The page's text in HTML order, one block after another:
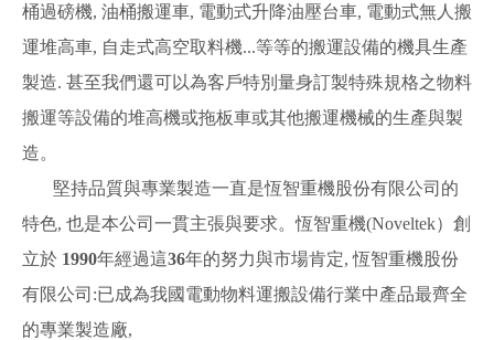
桶過磅機, 油桶搬運車, 電動式升降油壓台車, 電動式無人搬
運堆高車, 自走式高空取料機...等等的搬運設備的機具生產
製造. 甚至我們還可以為客戶特別量身訂製特殊規格之物料
搬運等設備的堆高機或拖板車或其他搬運機械的生產與製
造。
堅持品質與專業製造一直是恆智重機股份有限公司的
特色, 也是本公司一貫主張與要求。恆智重機(Noveltek）創
立於 1990年經過這36年的努力與市場肯定, 恆智重機股份
有限公司:已成為我國電動物料運搬設備行業中產品最齊全
的專業製造廠,